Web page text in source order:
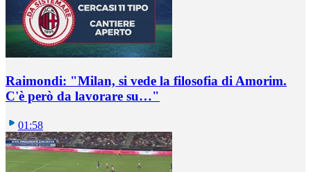
Raimondi: "Milan, si vede la filosofia di Amorim.
C'è però da lavorare su…"
01:58